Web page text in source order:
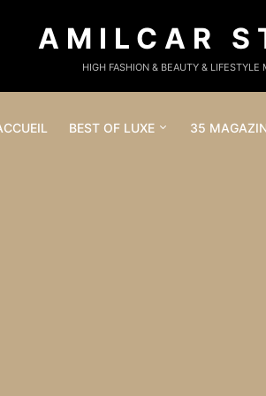
AMILCAR
HIGH FASHION & BEAUTY & LIFESTYLE
BEST OF LUXE 35